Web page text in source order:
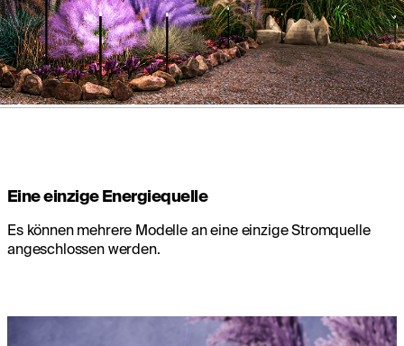
Eine einzige Energiequelle
Es können mehrere Modelle an eine einzige Stromquelle
angeschlossen werden.